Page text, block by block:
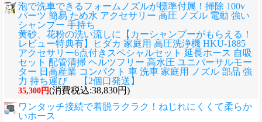
泡で洗車できるフォームノズルが標準付属！掃除 100v
パーツ 簡易 ため水 アクセサリー 高圧 ノズル 電動 強い
シャンプー 手持ち
黄砂、花粉の洗い流しに
【カーシャンプーがもらえる！
レビュー特典有】ヒダカ 家庭用 高圧洗浄機 HKU-1885
アクセサリー6点付きスペシャルセット 延長ホース 自吸
セット 配管清掃 ヘルツフリー 高水圧 ユニバーサルモー
ター 日高産業 コンパクト 車 洗車 家庭用 ノズル 部品 強
力 持ち運び 【2個口発送】
35,300円(消費税込:38,830円)
ワンタッチ接続で着脱ラクラク！ねじれにくくて柔らか
いホース